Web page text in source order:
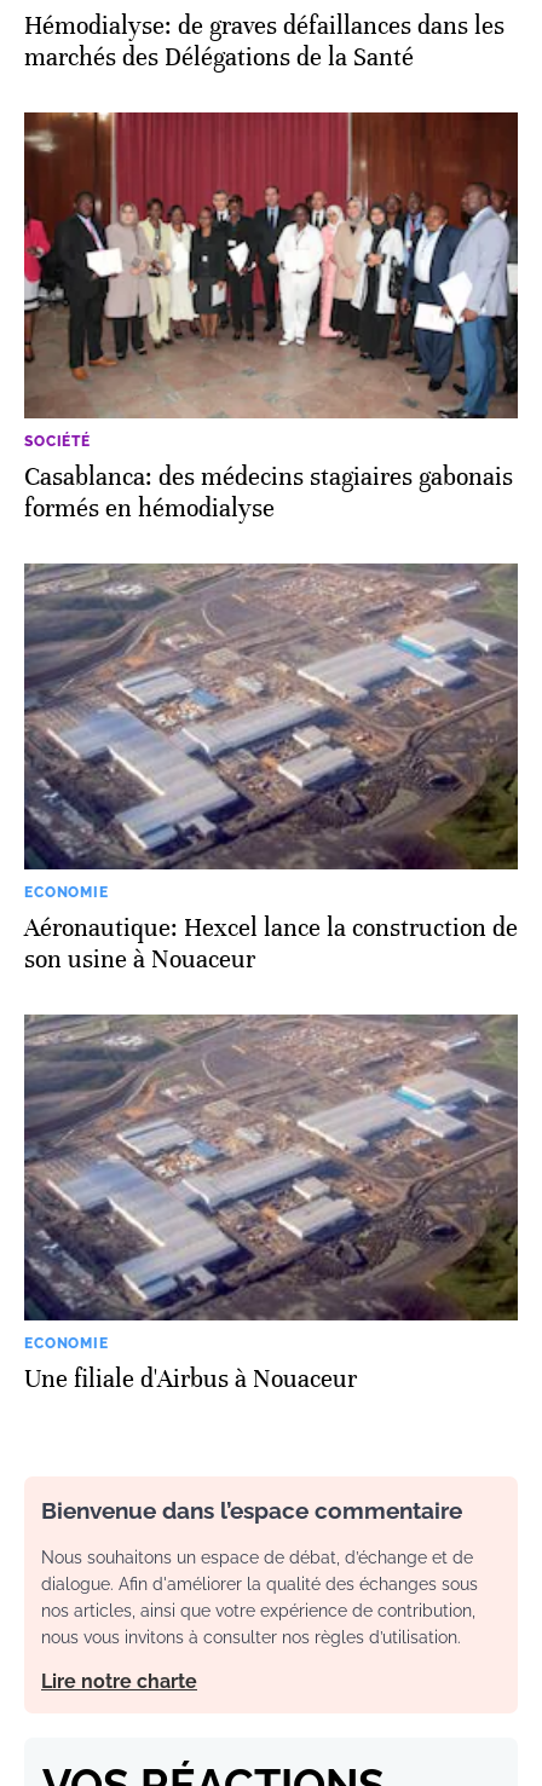
Hémodialyse: de graves défaillances dans les
marchés des Délégations de la Santé
SOCIÉTÉ
Casablanca: des médecins stagiaires gabonais
formés en hémodialyse
ECONOMIE
Aéronautique: Hexcel lance la construction de
son usine à Nouaceur
ECONOMIE
Une filiale d'Airbus à Nouaceur
Bienvenue dans l’espace commentaire
Nous souhaitons un espace de débat, d’échange et de
dialogue. Afin d'améliorer la qualité des échanges sous
nos articles, ainsi que votre expérience de contribution,
nous vous invitons à consulter nos règles d’utilisation.
Lire notre charte